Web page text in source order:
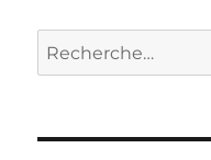
Recherche
pour :